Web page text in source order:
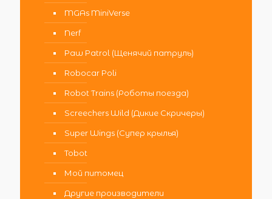
MGAs MiniVerse
Nerf
Paw Patrol (Щенячий патруль)
Robocar Poli
Robot Trains (Роботы поезда)
Screechers Wild (Дикие Скричеры)
Super Wings (Супер крылья)
Tobot
Мой питомец
Другие производители